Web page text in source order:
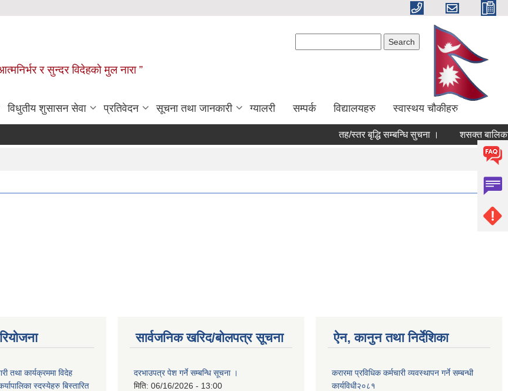
र सुन्दर विदेहको मुल नारा ”
विधुतीय शुसासन सेवा प्रतिवेदन सूचना तथा जानकारी ग्यालरी सम्पर्क विद्यालयहरु स्वास्थय चौकीहरु
तह/स्तर बृद्धि सम्बन्धि सुचना । शसक्त बालिका
तथा कार्यक्रममा विदेह
स्दस्येहरु बिस्तारित
सार्वजनिक खरिद/बोलपत्र सूचना
दरभाउपत्र पेश गर्ने सम्बन्धि सूचना ।
मिति: 06/16/2026 - 13:00
ऐन, कानुन तथा निर्देशिका
करारमा प्रविधिक कर्मचारी व्यवस्थापन गर्ने सम्बन्धी
कार्यविधी२०८१